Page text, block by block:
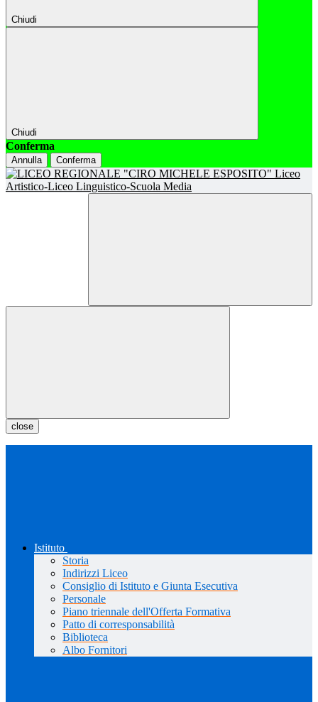
Chiudi
Chiudi
Conferma
Annulla Conferma
close
Istituto
Storia
Indirizzi Liceo
Consiglio di Istituto e Giunta Esecutiva
Personale
Piano triennale dell'Offerta Formativa
Patto di corresponsabilità
Biblioteca
Albo Fornitori